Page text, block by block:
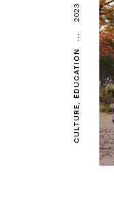
CULTURE
ÉDUCATION
...
2023